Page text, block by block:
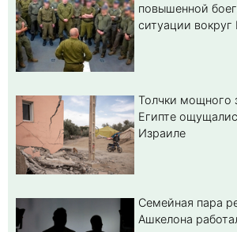
повышенной
ситуации вокруг
Толчки мощного
Египте
Израиле
Семейная пара
Ашкелона